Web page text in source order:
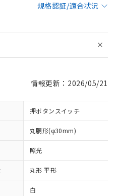
規格認証/適合状況
情報更新：2026/05/21
押ボタンスイッチ
丸胴形(φ30mm)
照光
丸形 平形
白